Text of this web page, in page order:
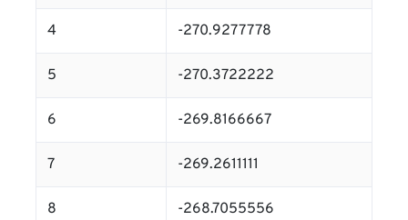
4 -270.9277778
5 -270.3722222
6 -269.8166667
7 -269.2611111
8 -268.7055556